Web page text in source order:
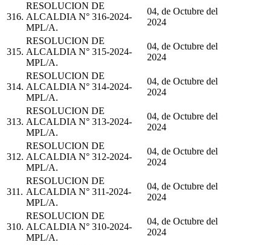
316.
RESOLUCION DE
ALCALDIA N° 316-2024-
MPL/A.
04, de Octubre del
2024
315.
RESOLUCION DE
ALCALDIA N° 315-2024-
MPL/A.
04, de Octubre del
2024
314.
RESOLUCION DE
ALCALDIA N° 314-2024-
MPL/A.
04, de Octubre del
2024
313.
RESOLUCION DE
ALCALDIA N° 313-2024-
MPL/A.
04, de Octubre del
2024
312.
RESOLUCION DE
ALCALDIA N° 312-2024-
MPL/A.
04, de Octubre del
2024
311.
RESOLUCION DE
ALCALDIA N° 311-2024-
MPL/A.
04, de Octubre del
2024
310.
RESOLUCION DE
ALCALDIA N° 310-2024-
MPL/A.
04, de Octubre del
2024